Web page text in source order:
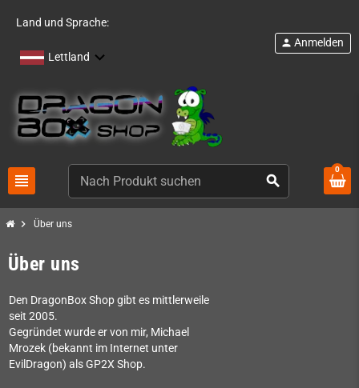
Land und Sprache:
Lettland
view_headline search
person Anmelden
0
chevron_right Über uns
Über uns
Den DragonBox Shop gibt es mittlerweile
seit 2005.
Gegründet wurde er von mir, Michael
Mrozek (bekannt im Internet unter
EvilDragon) als GP2X Shop.